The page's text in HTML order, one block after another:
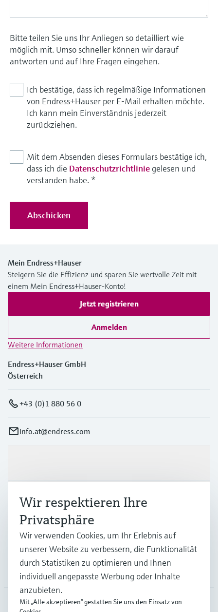
Bitte teilen Sie uns Ihr Anliegen so detailliert wie
möglich mit. Umso schneller können wir darauf
antworten und auf Ihre Fragen eingehen.
Ich bestätige, dass ich regelmäßige Informationen
von Endress+Hauser per E-Mail erhalten möchte.
Ich kann mein Einverständnis jederzeit
zurückziehen.
Mit dem Absenden dieses Formulars bestätige ich,
dass ich die Datenschutzrichtlinie gelesen und
verstanden habe. *
Abschicken
Mein Endress+Hauser
Steigern Sie die Effizienz und sparen Sie wertvolle Zeit mit
einem Mein Endress+Hauser-Konto!
Jetzt registrieren
Anmelden
Weitere Informationen
Endress+Hauser GmbH
Österreich
+43 (0)1 880 56 0
info.at@endress.com
Branchen
Support
Wir respektieren Ihre
Privatsphäre
Wir verwenden Cookies, um Ihr Erlebnis auf
unserer Website zu verbessern, die Funktionalität
durch Statistiken zu optimieren und Ihnen
individuell angepasste Werbung oder Inhalte
anzubieten.
Mit „Alle akzeptieren“ gestatten Sie uns den Einsatz von